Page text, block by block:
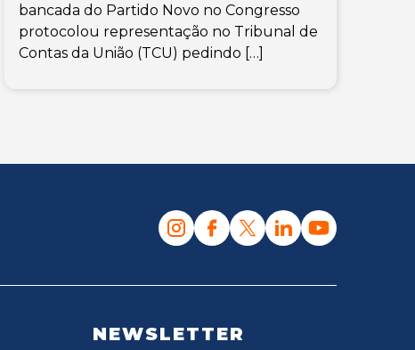
bancada do Partido Novo no Congresso
protocolou representação no Tribunal de
Contas da União (TCU) pedindo […]
NEWSLETTER